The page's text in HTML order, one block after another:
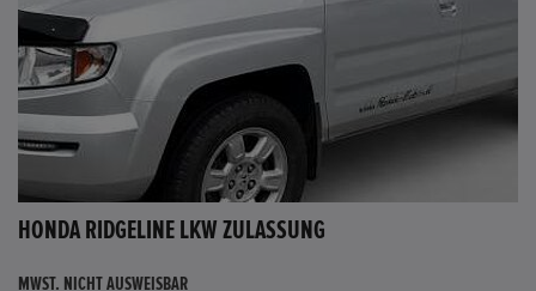
HONDA RIDGELINE LKW ZULASSUNG
MWST. NICHT AUSWEISBAR